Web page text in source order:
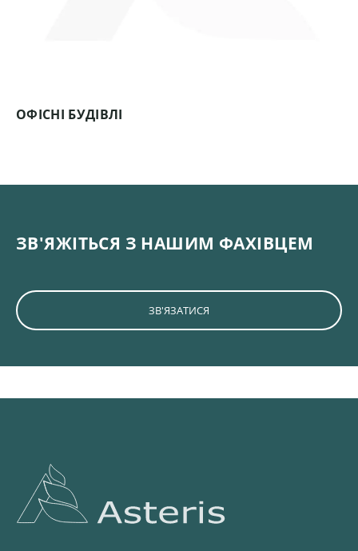
ОФІСНІ БУДІВЛІ
ЗВ'ЯЖІТЬСЯ З НАШИМ ФАХІВЦЕМ
ЗВ'ЯЗАТИСЯ